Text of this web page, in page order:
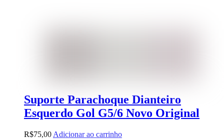
Suporte Parachoque Dianteiro
Esquerdo Gol G5/6 Novo Original
R$75,00 Adicionar ao carrinho